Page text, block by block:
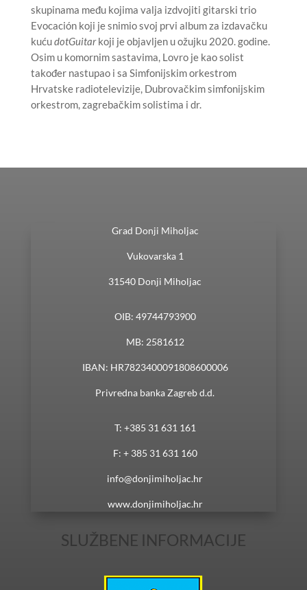
skupinama među kojima valja izdvojiti gitarski trio
Evocación koji je snimio svoj prvi album za izdavačku
kućudotGuitarkoji je objavljen u ožujku 2020. godine.
Osim u komornim sastavima, Lovro je kao solist
također nastupao i sa Simfonijskim orkestrom
Hrvatske radiotelevizije, Dubrovačkim simfonijskim
orkestrom, zagrebačkim solistima i dr.
Grad Donji Miholjac
Vukovarska 1
31540 Donji Miholjac
OIB: 49744793900
MB: 2581612
IBAN: HR7823400091808600006
Privredna banka Zagreb d.d.
T: +385 31 631 161
F: + 385 31 631 160
info@donjimiholjac.hr
www.donjimiholjac.hr
SLUŽBENE INFORMACIJE